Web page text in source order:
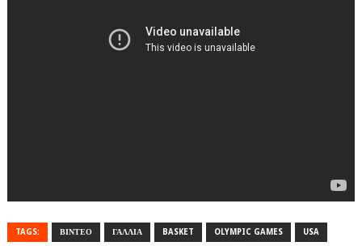
TAGS: ΒΙΝΤΕΟ ΓΑΛΛΙΑ BASKET OLYMPIC GAMES USA